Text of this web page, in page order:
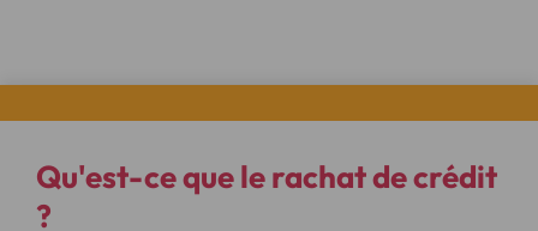
Qu'est-ce que le rachat de crédit
?